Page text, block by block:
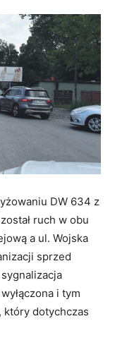
DW 634 z
ruch w obu
a ul. Wojska
sprzed
i tym
który dotychczas